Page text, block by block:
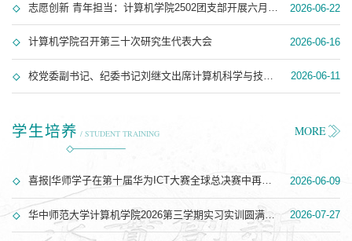
志愿创新 青年担当：计算机学院2502团支部开展六月主题团日活动 2026-06-22
计算机学院召开第三十次研究生代表大会 2026-06-16
校党委副书记、纪委书记刘继文出席计算机科学与技术系教工党支部6月主题党日活动 2026-06-11
学生培养 / STUDENT TRAINING MORE
喜报|华师学子在第十届华为ICT大赛全球总决赛中再创佳绩 2026-06-09
华中师范大学计算机学院2026第三学期实习实训圆满完成 2026-07-27